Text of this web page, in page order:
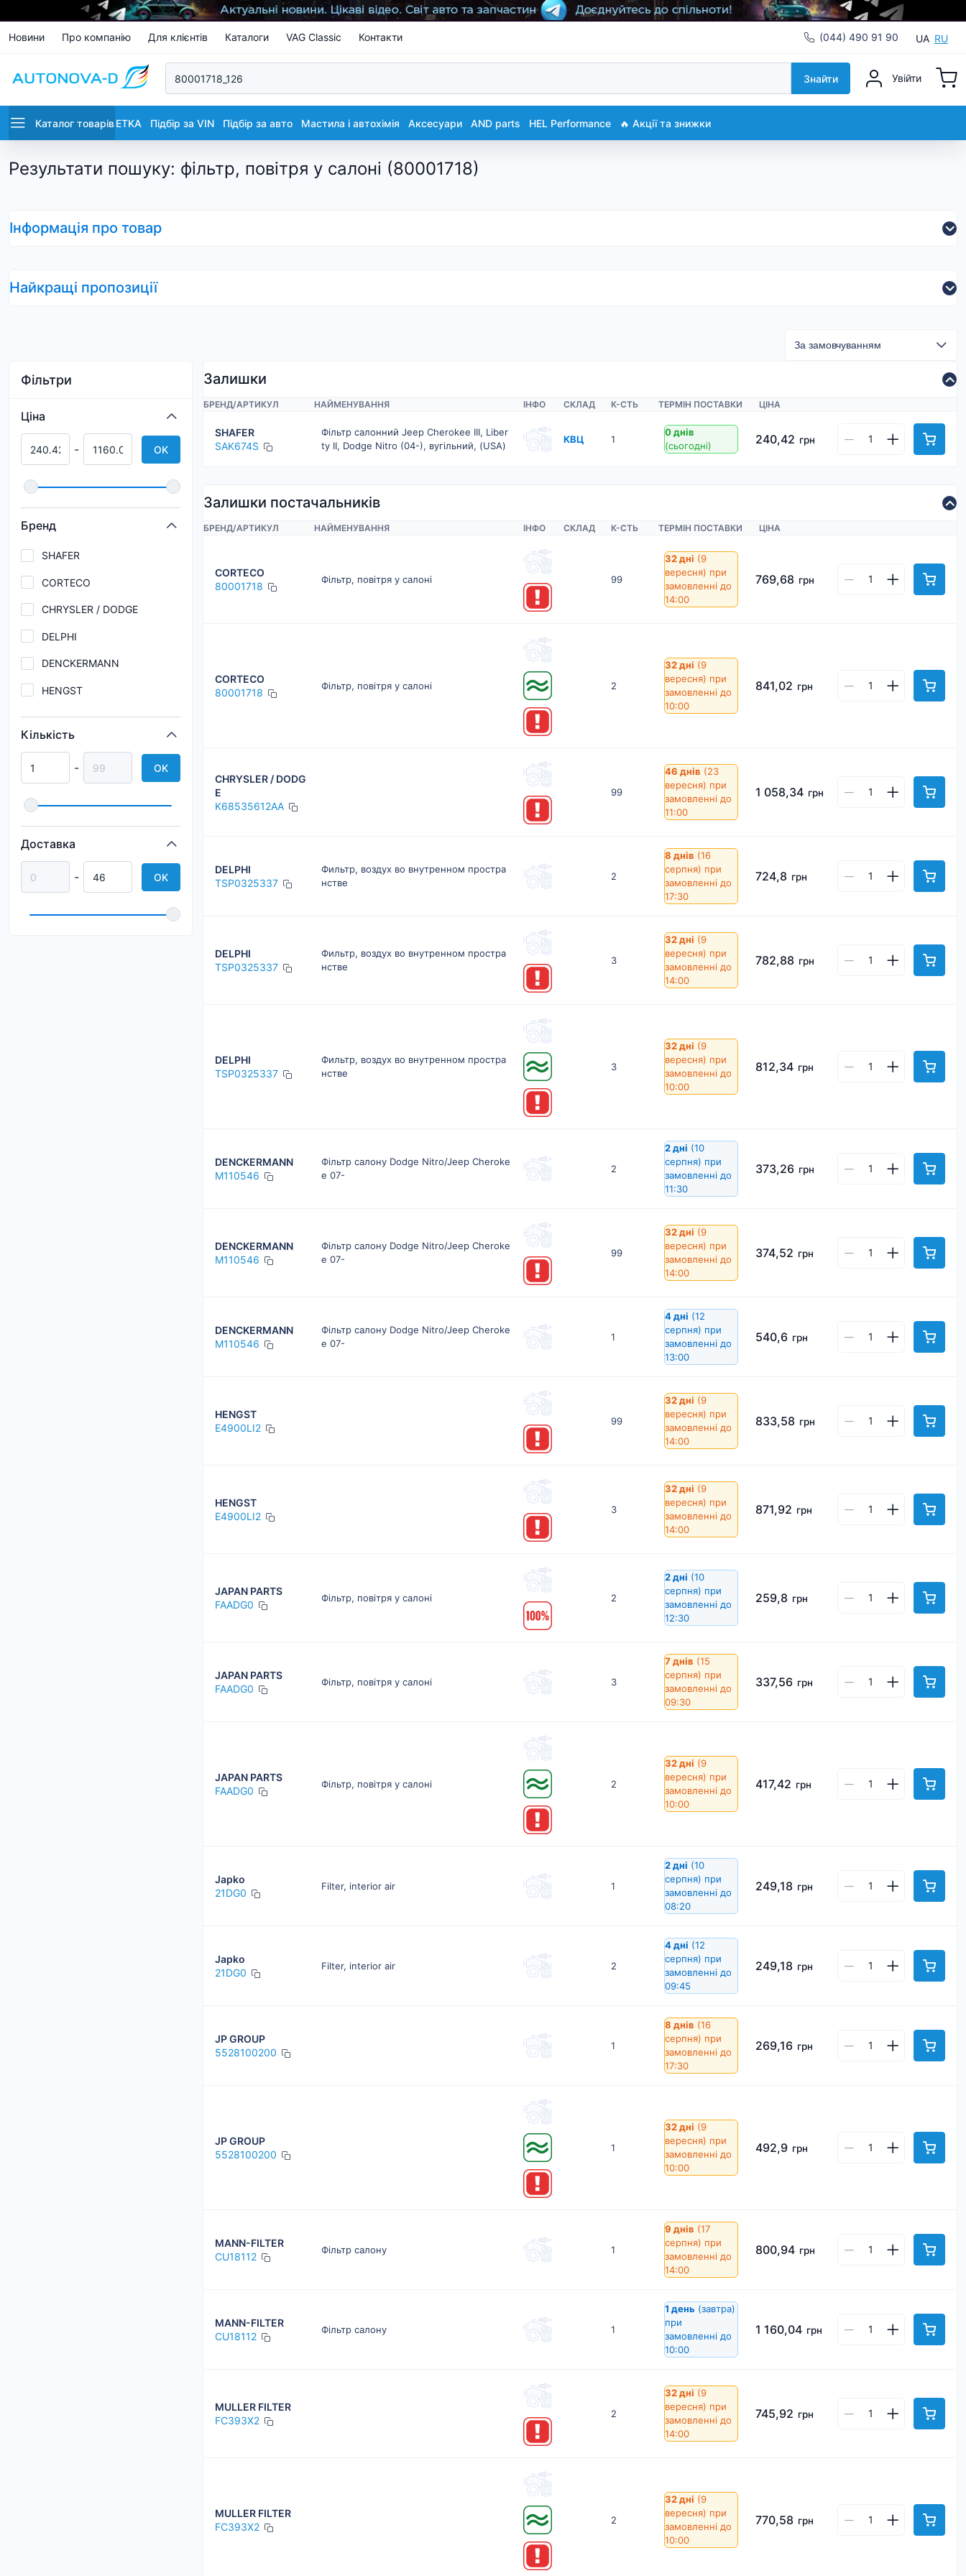
Новини Про компанію Для клієнтів Каталоги VAG Classic Контакти (044) 490 91 90 UA RU
Знайти Увійти
Каталог товарівETKA Підбір за VIN Підбір за авто Мастила і автохімія Аксесуари AND parts HEL Performance 🔥 Акції та знижки
Результати пошуку: фільтр, повітря у салоні (80001718)
Інформація про товар
Найкращі пропозиції
Фільтри
Ціна
- OK
Бренд
SHAFER
CORTECO
CHRYSLER / DODGE
DELPHI
DENCKERMANN
HENGST
JAPAN PARTS
JP GROUP
MULLER FILTER
TECNECO
Кількість
- OK
Доставка
- OK
Залишки
БРЕНД/АРТИКУЛ НАЙМЕНУВАННЯ ІНФО СКЛАД К-CТЬ ТЕРМІН ПОСТАВКИ ЦІНА
SHAFER
SAK674S
Фільтр салонний Jeep Cherokee III, Liber
ty II, Dodge Nitro (04-), вугільний, (USA)
КВЦ 1
0 днів
(сьогодні)
240,42 грн
Залишки постачальників
БРЕНД/АРТИКУЛ НАЙМЕНУВАННЯ ІНФО СКЛАД К-CТЬ ТЕРМІН ПОСТАВКИ ЦІНА
CORTECO
80001718
Фільтр, повітря у салоні 99
32 дні (9
вересня) при
замовленні до
14:00
769,68 грн
CORTECO
80001718
Фільтр, повітря у салоні 2
32 дні (9
вересня) при
замовленні до
10:00
841,02 грн
CHRYSLER / DODG
E
K68535612AA
99
46 днів (23
вересня) при
замовленні до
11:00
1 058,34 грн
DELPHI
TSP0325337
Фильтр, воздух во внутренном простра
нстве
2
8 днів (16
серпня) при
замовленні до
17:30
724,8 грн
DELPHI
TSP0325337
Фильтр, воздух во внутренном простра
нстве
3
32 дні (9
вересня) при
замовленні до
14:00
782,88 грн
DELPHI
TSP0325337
Фильтр, воздух во внутренном простра
нстве
3
32 дні (9
вересня) при
замовленні до
10:00
812,34 грн
DENCKERMANN
M110546
Фільтр салону Dodge Nitro/Jeep Cheroke
e 07-
2
2 дні (10
серпня) при
замовленні до
11:30
373,26 грн
DENCKERMANN
M110546
Фільтр салону Dodge Nitro/Jeep Cheroke
e 07-
99
32 дні (9
вересня) при
замовленні до
14:00
374,52 грн
DENCKERMANN
M110546
Фільтр салону Dodge Nitro/Jeep Cheroke
e 07-
1
4 дні (12
серпня) при
замовленні до
13:00
540,6 грн
HENGST
E4900LI2
99
32 дні (9
вересня) при
замовленні до
14:00
833,58 грн
HENGST
E4900LI2
3
32 дні (9
вересня) при
замовленні до
14:00
871,92 грн
JAPAN PARTS
FAADG0
Фільтр, повітря у салоні 2
2 дні (10
серпня) при
замовленні до
12:30
259,8 грн
JAPAN PARTS
FAADG0
Фільтр, повітря у салоні 3
7 днів (15
серпня) при
замовленні до
09:30
337,56 грн
JAPAN PARTS
FAADG0
Фільтр, повітря у салоні 2
32 дні (9
вересня) при
замовленні до
10:00
417,42 грн
Japko
21DG0
Filter, interior air 1
2 дні (10
серпня) при
замовленні до
08:20
249,18 грн
Japko
21DG0
Filter, interior air 2
4 дні (12
серпня) при
замовленні до
09:45
249,18 грн
JP GROUP
5528100200
1
8 днів (16
серпня) при
замовленні до
17:30
269,16 грн
JP GROUP
5528100200
1
32 дні (9
вересня) при
замовленні до
10:00
492,9 грн
MANN-FILTER
CU18112
Фільтр салону 1
9 днів (17
серпня) при
замовленні до
14:00
800,94 грн
MANN-FILTER
CU18112
Фільтр салону 1
1 день (завтра)
при
замовленні до
10:00
1 160,04 грн
MULLER FILTER
FC393X2
2
32 дні (9
вересня) при
замовленні до
14:00
745,92 грн
MULLER FILTER
FC393X2
2
32 дні (9
вересня) при
замовленні до
10:00
770,58 грн